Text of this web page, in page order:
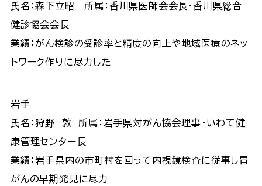
氏名：森下立昭 所属：香川県医師会会長・香川県総合
健診協会会長
業績：がん検診の受診率と精度の向上や地域医療のネッ
トワーク作りに尽力した
岩手
氏名：狩野 敦 所属：岩手県対がん協会理事・いわて健
康管理センター長
業績：岩手県内の市町村を回って内視鏡検査に従事し胃
がんの早期発見に尽力